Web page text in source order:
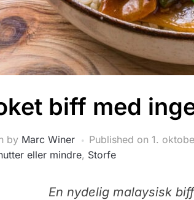
biff med
by Marc Winer Published on 1.
eller mindre, Storfe
En nydelig malaysisk